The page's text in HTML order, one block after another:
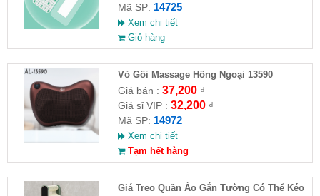
Mã SP: 14725
Xem chi tiết
Giỏ hàng
Vỏ Gối Massage Hồng Ngoại 13590
Giá bán : 37,200₫
Giá sỉ VIP : 32,200₫
Mã SP: 14972
Xem chi tiết
Tạm hết hàng
Giá Treo Quần Áo Gắn Tường Có Thể Kéo